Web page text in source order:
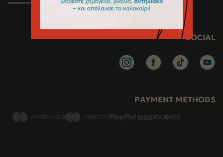
SOCIAL
PAYMENT METHODS